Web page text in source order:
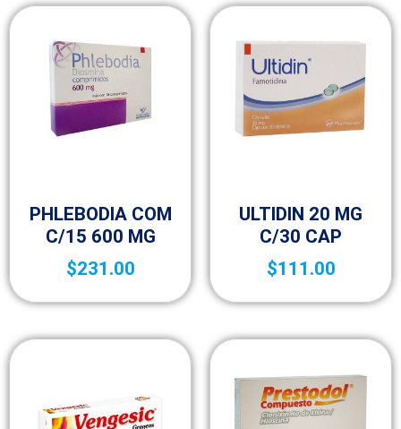
PHLEBODIA COM
C/15 600 MG
$231.00
ULTIDIN 20 MG
C/30 CAP
$111.00